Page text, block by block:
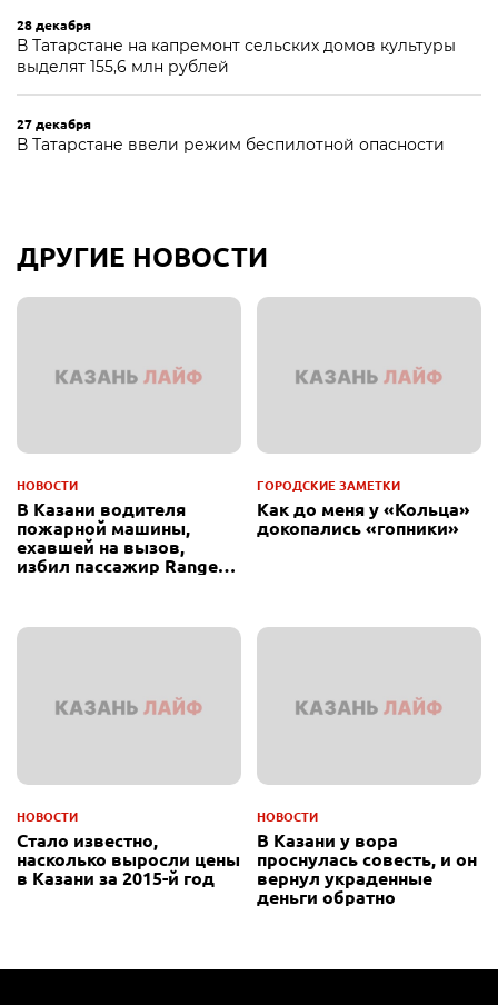
28 декабря
В Татарстане на капремонт сельских домов культуры
выделят 155,6 млн рублей
27 декабря
В Татарстане ввели режим беспилотной опасности
ДРУГИЕ НОВОСТИ
НОВОСТИ
В Казани водителя
пожарной машины,
ехавшей на вызов,
избил пассажир Range
ГОРОДСКИЕ ЗАМЕТКИ
Как до меня у «Кольца»
докопались «гопники»
НОВОСТИ
Стало известно,
насколько выросли цены
в Казани за 2015-й год
НОВОСТИ
В Казани у вора
проснулась совесть, и он
вернул украденные
деньги обратно